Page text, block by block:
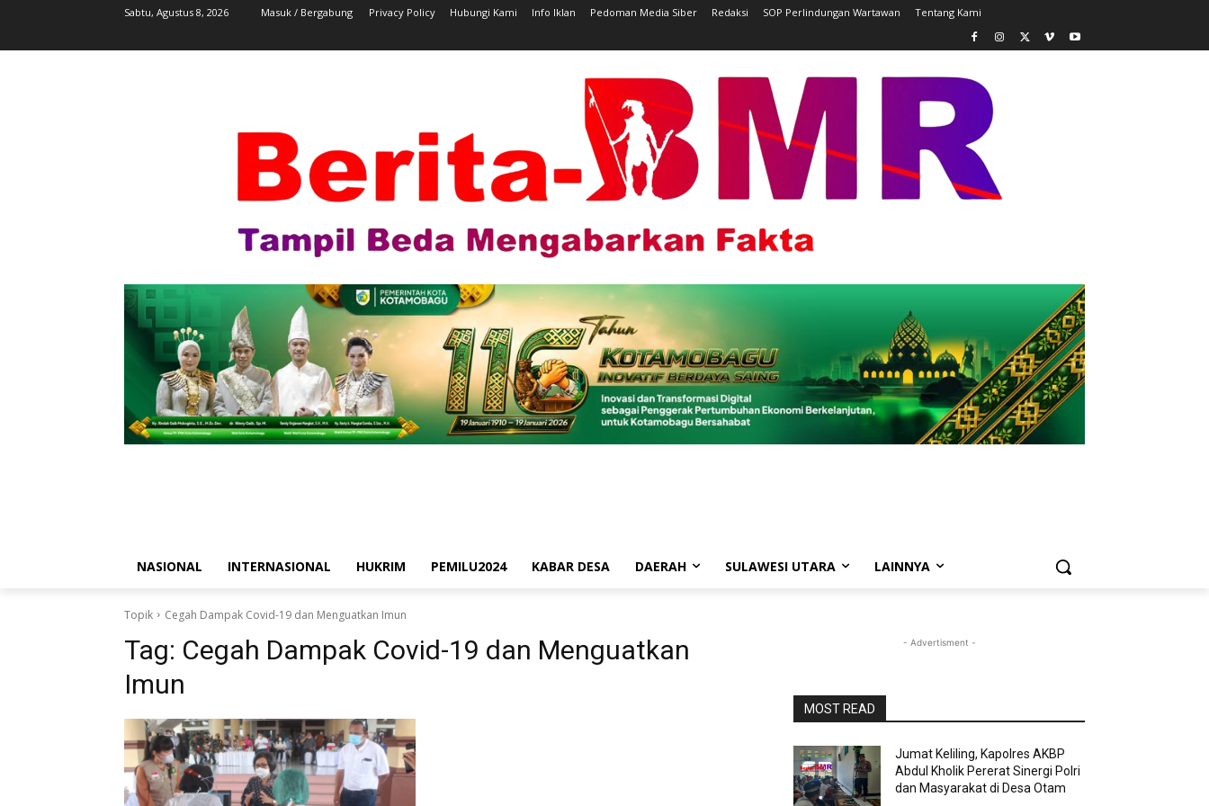
Sabtu, Agustus 8, 2026 Masuk / Bergabung Privacy Policy Hubungi Kami Info Iklan Pedoman Media Siber Redaksi SOP Perlindungan Wartawan Tentang Kami
NASIONAL INTERNASIONAL HUKRIM PEMILU2024 KABAR DESA DAERAH SULAWESI UTARA LAINNYA
Topik Cegah Dampak Covid-19 dan Menguatkan Imun
Tag: Cegah Dampak Covid-19 dan Menguatkan
Imun
- Advertisment -
MOST READ
Jumat Keliling, Kapolres AKBP
Abdul Kholik Pererat Sinergi Polri
dan Masyarakat di Desa Otam